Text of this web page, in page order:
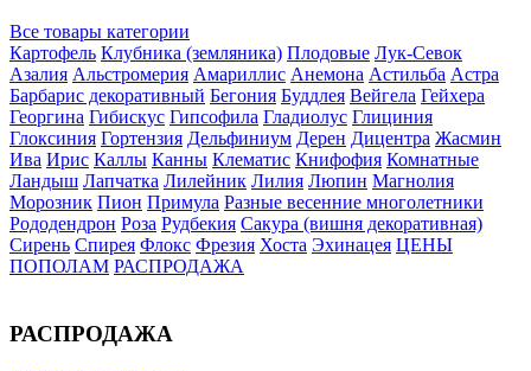
Все товары категории
Картофель Клубника (земляника) Плодовые Лук-Севок
Азалия Альстромерия Амариллис Анемона Астильба Астра
Барбарис декоративный Бегония Буддлея Вейгела Гейхера
Георгина Гибискус Гипсофила Гладиолус Глициния
Глоксиния Гортензия Дельфиниум Дерен Дицентра Жасмин
Ива Ирис Каллы Канны Клематис Книфофия Комнатные
Ландыш Лапчатка Лилейник Лилия Люпин Магнолия
Морозник Пион Примула Разные весенние многолетники
Рододендрон Роза Рудбекия Сакура (вишня декоративная)
Сирень Спирея Флокс Фрезия Хоста Эхинацея ЦЕНЫ
ПОПОЛАМ РАСПРОДАЖА
РАСПРОДАЖА